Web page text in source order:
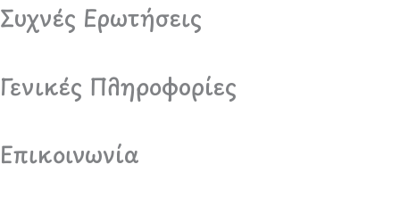
Συχνές Ερωτήσεις
Γενικές Πληροφορίες
Επικοινωνία